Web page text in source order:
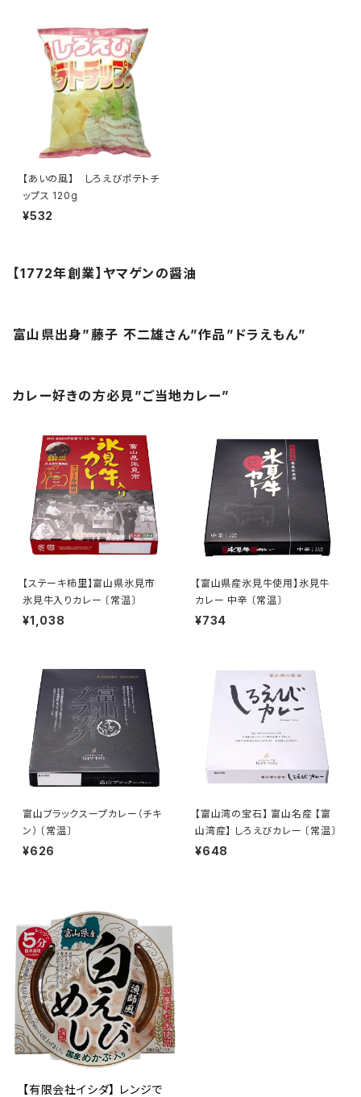
【あいの風】 しろえびポテトチ
ップス 120g
¥532
【1772年創業】ヤマゲンの醤油
富山県出身”藤子 不二雄さん”作品”ドラえもん”
カレー好きの方必見”ご当地カレー”
【ステーキ柿里】富山県氷見市
氷見牛入りカレー 〔常温〕
¥1,038
【富山県産氷見牛使用】氷見牛
カレー 中辛 〔常温〕
¥734
富山ブラックスープカレー（チキ
ン） 〔常温〕
¥626
【富山湾の宝石】 富山名産 【富
山湾産】 しろえびカレー 〔常温〕
¥648
【有限会社イシダ】 レンジで